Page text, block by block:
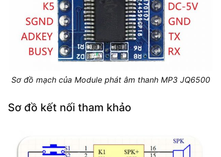
Sơ đồ mạch của Module phát âm thanh MP3 JQ6500
Sơ đồ kết nối tham khảo